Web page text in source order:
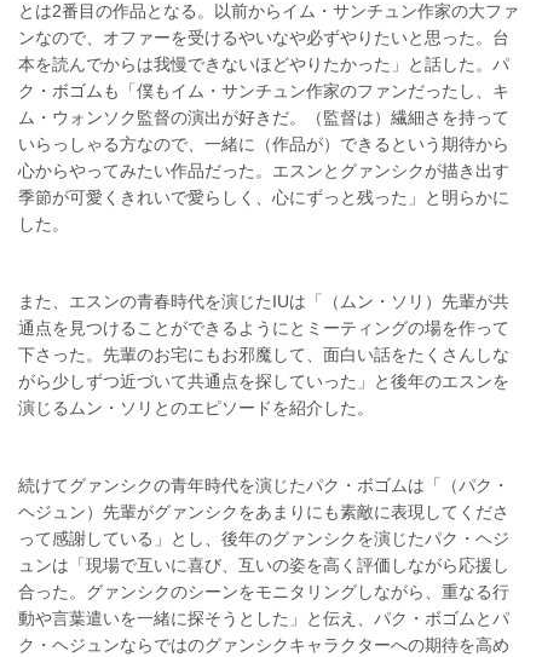
とは2番目の作品となる。以前からイム・サンチュン作家の大ファ
ンなので、オファーを受けるやいなや必ずやりたいと思った。台
本を読んでからは我慢できないほどやりたかった」と話した。パ
ク・ボゴムも「僕もイム・サンチュン作家のファンだったし、キ
ム・ウォンソク監督の演出が好きだ。（監督は）繊細さを持って
いらっしゃる方なので、一緒に（作品が）できるという期待から
心からやってみたい作品だった。エスンとグァンシクが描き出す
季節が可愛くきれいで愛らしく、心にずっと残った」と明らかに
した。
また、エスンの青春時代を演じたIUは「（ムン・ソリ）先輩が共
通点を見つけることができるようにとミーティングの場を作って
下さった。先輩のお宅にもお邪魔して、面白い話をたくさんしな
がら少しずつ近づいて共通点を探していった」と後年のエスンを
演じるムン・ソリとのエピソードを紹介した。
続けてグァンシクの青年時代を演じたパク・ボゴムは「（パク・
ヘジュン）先輩がグァンシクをあまりにも素敵に表現してくださ
って感謝している」とし、後年のグァンシクを演じたパク・ヘジ
ュンは「現場で互いに喜び、互いの姿を高く評価しながら応援し
合った。グァンシクのシーンをモニタリングしながら、重なる行
動や言葉遣いを一緒に探そうとした」と伝え、パク・ボゴムとパ
ク・ヘジュンならではのグァンシクキャラクターへの期待を高め